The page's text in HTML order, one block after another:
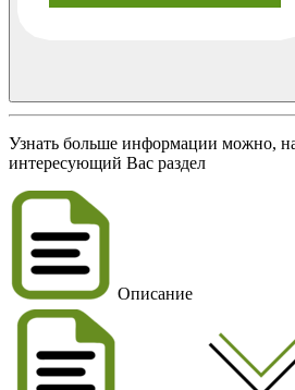
часов.
Узнать больше информации можно,
интересующий Вас раздел
Описание